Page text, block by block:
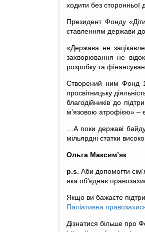
ходити без сторонньої
Президент Фонду
ставленням держави
«Держава не
захворювання не
розробку та
Створений ним Фонд
просвітницьку
благодійників до
м’язовою атрофією» –
…А поки державі
мільярдні статки
Ольга Максим’як
p.s. Аби допомогти
яка об'єднає
Якщо ви бажаєте
Паліативна
Дізнатися більше про